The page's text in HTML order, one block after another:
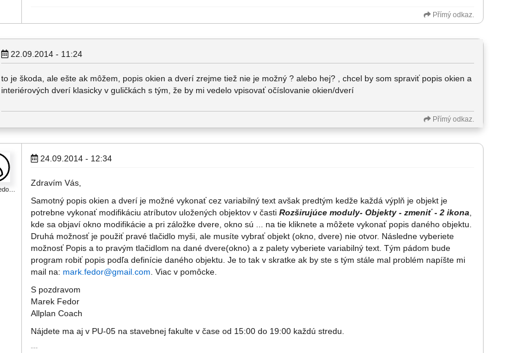
Přímý odkaz.
22.09.2014 - 11:24
to je škoda, ale ešte ak môžem, popis okien a dverí zrejme tiež nie je možný ? alebo hej? , chcel by som spraviť popis okien a
interiérových dverí klasicky v guličkách s tým, že by mi vedelo vpisovať očíslovanie okien/dverí
Přímý odkaz.
24.09.2014 - 12:34
Zdravím Vás,
Samotný popis okien a dverí je možné vykonať cez variabilný text avšak predtým kedže každá výplň je objekt je
potrebne vykonať modifikáciu atríbutov uložených objektov v časti Rozširujúce moduly- Objekty - zmeniť - 2 ikona
kde sa objaví okno modifikácie a pri záložke dvere, okno sú ... na tie kliknete a môžete vykonať popis daného objektu.
Druhá možnosť je použiť pravé tlačidlo myši, ale musíte vybrať objekt (okno, dvere) nie otvor. Následne vyberiete
možnosť Popis a to pravým tlačidlom na dané dvere(okno) a z palety vyberiete variabilný text. Tým pádom bude
program robiť popis podľa definície daného objektu. Je to tak v skratke ak by ste s tým stále mal problém napíšte mi
mail na: mark.fedor@gmail.com . Viac v pomôcke.
S pozdravom
Marek Fedor
Allplan Coach
Nájdete ma aj v PU-05 na stavebnej fakulte v čase od 15:00 do 19:00 každú stredu.